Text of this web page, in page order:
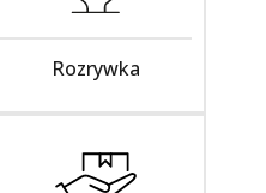
Rozrywka